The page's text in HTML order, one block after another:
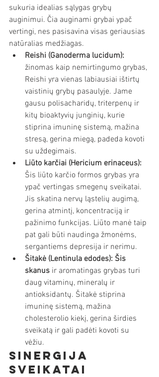
sukuria idealias sąlygas grybų
auginimui. Čia auginami grybai ypač
vertingi, nes pasisavina visas geriausias
natūralias medžiagas.
Reishi (Ganoderma lucidum):
žinomas kaip nemirtingumo grybas,
Reishi yra vienas labiausiai ištirtų
vaistinių grybų pasaulyje. Jame
gausu polisacharidų, triterpenų ir
kitų bioaktyvių junginių, kurie
stiprina imuninę sistemą, mažina
stresą, gerina miegą, padeda kovoti
su uždegimais.
Liūto karčiai (Hericium erinaceus):
Šis liūto karčio formos grybas yra
ypač vertingas smegenų sveikatai.
Jis skatina nervų ląstelių augimą,
gerina atmintį, koncentraciją ir
pažinimo funkcijas. Liūto manė taip
pat gali būti naudinga žmonėms,
sergantiems depresija ir nerimu.
Šitakė (Lentinula edodes): Šis
skanus ir aromatingas grybas turi
daug vitaminų, mineralų ir
antioksidantų. Šitakė stiprina
imuninę sistemą, mažina
cholesterolio kiekį, gerina širdies
sveikatą ir gali padėti kovoti su
vėžiu.
Sinergija
sveikatai